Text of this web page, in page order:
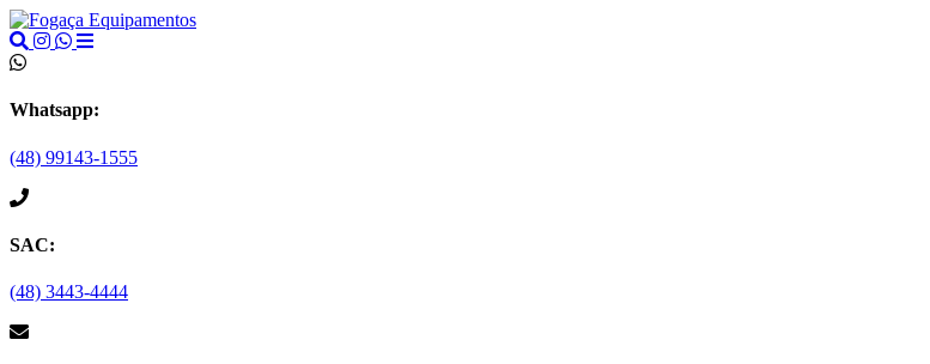
Whatsapp:
(48) 99143-1555
SAC:
(48) 3443-4444